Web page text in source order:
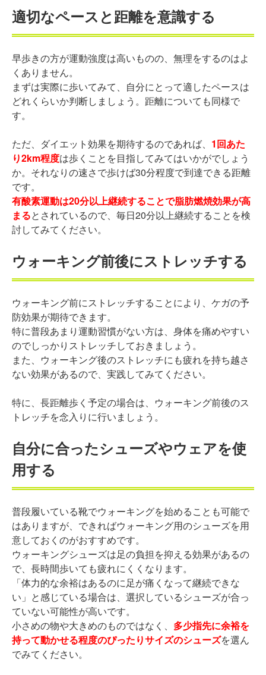
適切なペースと距離を意識する
早歩きの方が運動強度は高いものの、無理をするのはよ
くありません。
まずは実際に歩いてみて、自分にとって適したペースは
どれくらいか判断しましょう。距離についても同様で
す。
ただ、ダイエット効果を期待するのであれば、 1回あた
り2km程度は歩くことを目指してみてはいかがでしょう
か。それなりの速さで歩けば30分程度で到達できる距離
です。
有酸素運動は20分以上継続することで脂肪燃焼効果が高
まるとされているので、毎日20分以上継続することを検
討してみてください。
ウォーキング前後にストレッチする
ウォーキング前にストレッチすることにより、ケガの予
防効果が期待できます。
特に普段あまり運動習慣がない方は、身体を痛めやすい
のでしっかりストレッチしておきましょう。
また、ウォーキング後のストレッチにも疲れを持ち越さ
ない効果があるので、実践してみてください。
特に、長距離歩く予定の場合は、ウォーキング前後のス
トレッチを念入りに行いましょう。
自分に合ったシューズやウェアを使
用する
普段履いている靴でウォーキングを始めることも可能で
はありますが、できればウォーキング用のシューズを用
意しておくのがおすすめです。
ウォーキングシューズは足の負担を抑える効果があるの
で、長時間歩いても疲れにくくなります。
「体力的な余裕はあるのに足が痛くなって継続できな
い」と感じている場合は、選択しているシューズが合っ
ていない可能性が高いです。
小さめの物や大きめのものではなく、 多少指先に余裕を
持って動かせる程度のぴったりサイズのシューズを選ん
でみてください。